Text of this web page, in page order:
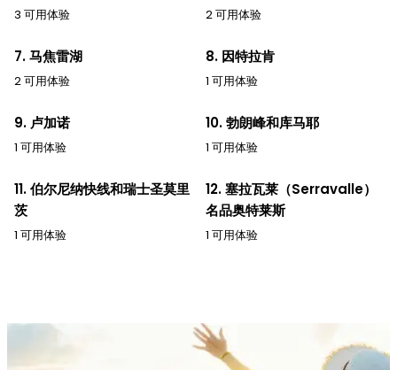
3 可用体验 2 可用体验
7. 马焦雷湖
2 可用体验
8. 因特拉肯
1 可用体验
9. 卢加诺
1 可用体验
10. 勃朗峰和库马耶
1 可用体验
11. 伯尔尼纳快线和瑞士圣莫里
茨
1 可用体验
12. 塞拉瓦莱（Serravalle）
名品奥特莱斯
1 可用体验